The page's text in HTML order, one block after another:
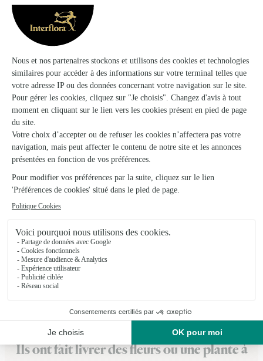
A Fleur de Pot
Moulins les Metz
★★★★★4.4 (56)
30, rue de Verdun
Voir la boutique
Hayange
★★★★★4.5 (98)
53 Rue du Maréchal Foch
Voir la boutique
Ils ont fait livrer des fleurs ou une plante à